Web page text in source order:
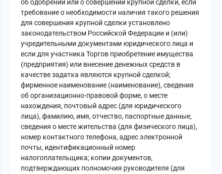
об одобрении или о совершении крупной сделки, если
требование о необходимости наличия такого решения
для совершения крупной сделки установлено
законодательством Российской Федерации и (или)
учредительными документами юридического лица и
если для участника Торгов приобретение имущества
(предприятия) или внесение денежных средств в
качестве задатка являются крупной сделкой;
фирменное наименование (наименование), сведения
об организационно-правовой форме, о месте
нахождения, почтовый адрес (для юридического
лица), фамилию, имя, отчество, паспортные данные,
сведения о месте жительства (для физического лица),
номер контактного телефона, адрес электронной
почты, идентификационный номер
налогоплательщика; копии документов,
подтверждающих полномочия руководителя (для